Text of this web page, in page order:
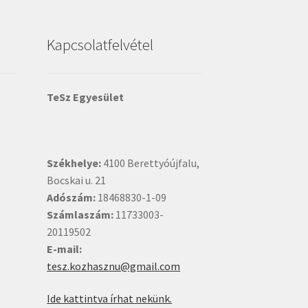
Kapcsolatfelvétel
TeSz Egyesület
Székhelye: 4100 Berettyóújfalu,
Bocskai u. 21
Adószám: 18468830-1-09
Számlaszám: 11733003-
20119502
E-mail:
tesz.kozhasznu@gmail.com
Ide kattintva írhat nekünk.